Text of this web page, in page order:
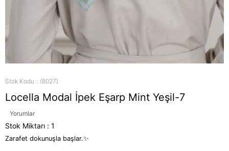
Stok Kodu (8027)
Locella Modal İpek Eşarp Mint Yeşil-7
Yorumlar
Stok Miktarı : 1
Zarafet dokunuşla başlar.✨